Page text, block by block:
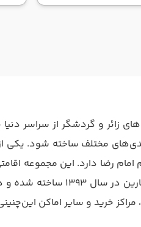
و گردشگر از سراسر
از هتل آپارتمان‌های ۳ ستاره و
رضا دارد. این مجموعه
خرید و سایر اماکن این‌چنینی